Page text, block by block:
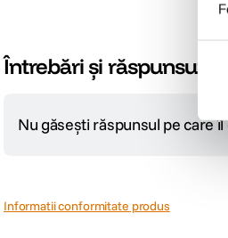
Întrebări și răspunsuri
Nu găsești răspunsul pe care îl
Informatii conformitate produs